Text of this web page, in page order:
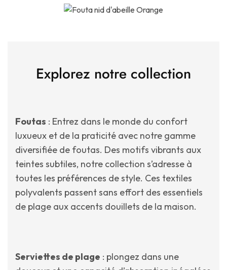
Explorez notre collection
Foutas : Entrez dans le monde du confort
luxueux et de la praticité avec notre gamme
diversifiée de foutas. Des motifs vibrants aux
teintes subtiles, notre collection s’adresse à
toutes les préférences de style. Ces textiles
polyvalents passent sans effort des essentiels
de plage aux accents douillets de la maison.
Serviettes de plage : plongez dans une